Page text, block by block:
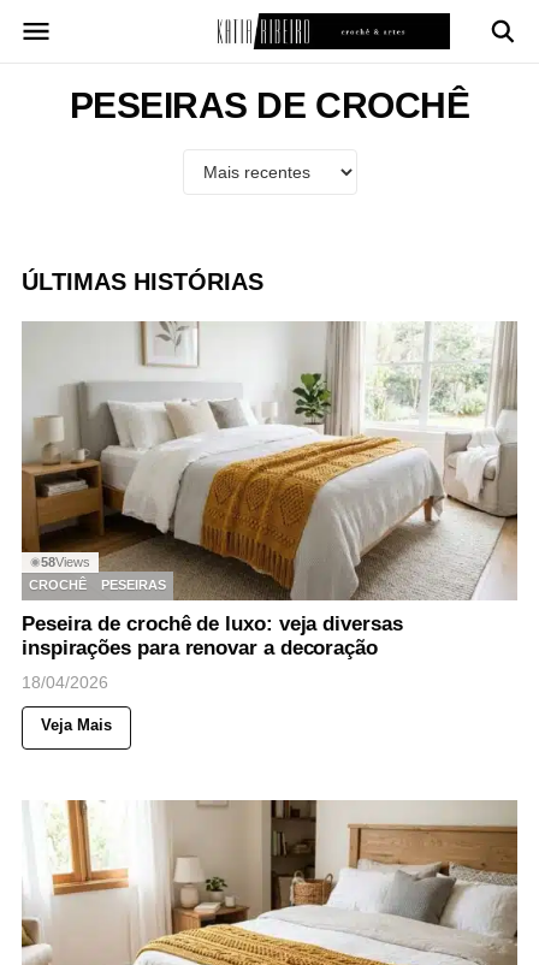
para
conteúdoPESEIRAS DE CROCHÊ
ÚLTIMAS HISTÓRIAS
◉58Views
CROCHÊ
PESEIRAS
Peseira de crochê de luxo: veja diversas
inspirações para renovar a decoração
18/04/2026
Veja Mais